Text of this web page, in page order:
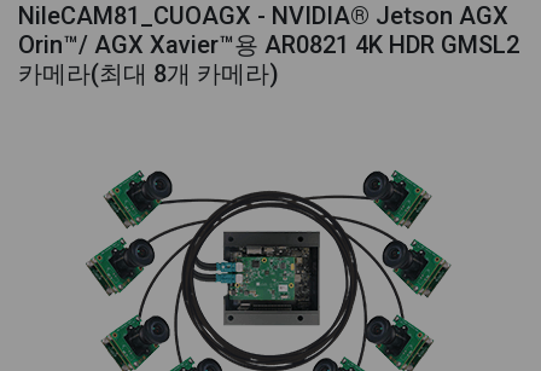
NileCAM81_CUOAGX - NVIDIA® Jetson AGX
Orin™/ AGX Xavier™용 AR0821 4K HDR GMSL2
카메라(최대 8개 카메라)